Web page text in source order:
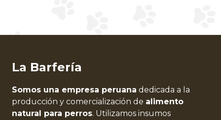
La Barfería
Somos una empresa peruana dedicada a la
producción y comercialización de alimento
natural para perros. Utilizamos insumos